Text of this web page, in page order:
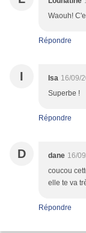
Waouh!
Répondre
I Isa 16/09/
Superbe !
Répondre
D dane 16/
coucou
elle te va
Répondre